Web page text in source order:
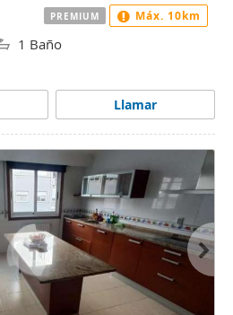
1 Baño
Llamar
PREMIUM Máx. 10km